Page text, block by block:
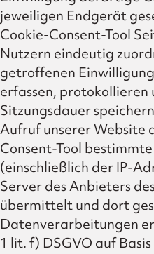
jeweiligen Endgerät
Cookie-Consent-Tool
Nutzern eindeutig
getroffenen
erfassen, protokollieren
Sitzungsdauer
Aufruf unserer Website
Consent-Tool
(einschließlich der IP-
Server des Anbieters
übermittelt und dort
Datenverarbeitungen
1 lit. f) DSGVO auf